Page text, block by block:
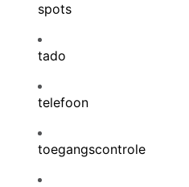
spots
tado
telefoon
toegangscontrole